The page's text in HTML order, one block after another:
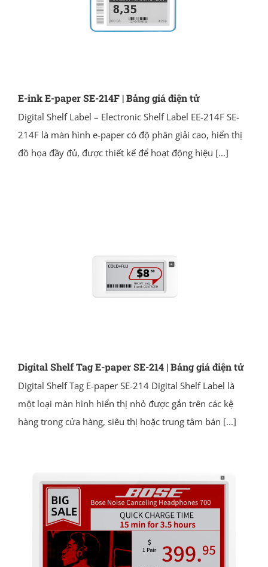
E-ink E-paper SE-214F | Bảng giá điện tử
Digital Shelf Label – Electronic Shelf Label EE-214F SE-
214F là màn hình e-paper có độ phân giải cao, hiển thị
đồ họa đầy đủ, được thiết kế để hoạt động hiệu [...]
Digital Shelf Tag E-paper SE-214 | Bảng giá điện tử
Digital Shelf Tag E-paper SE-214 Digital Shelf Label là
một loại màn hình hiển thị nhỏ được gắn trên các kệ
hàng trong cửa hàng, siêu thị hoặc trung tâm bán [...]